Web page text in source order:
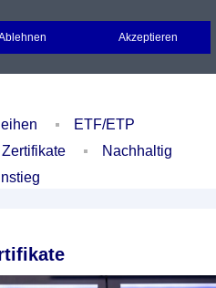
Portfolio Login
ETF/ETP
Zertifikate
Nachhaltig
Akzeptieren